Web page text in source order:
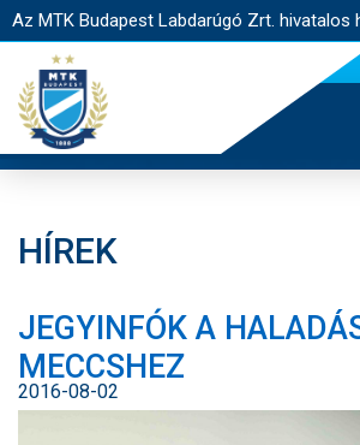
Az MTK Budapest Labdarúgó Zrt. hivatalos
JEGYÉRTÉKESÍTÉS
WEBSHOP
EGYESÜLET
HÍREK
JEGYINFÓK A
MECCSHEZ
2016-08-02